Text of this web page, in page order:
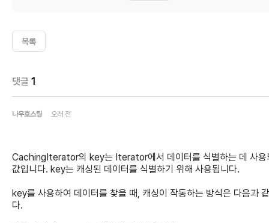
목록
댓글 1
나우호스팅 오래 전
CachingIterator의 key는 Iterator에서 데이터를 식별하는 데 사용
값입니다. key는 캐싱된 데이터를 식별하기 위해 사용됩니다.
key를 사용하여 데이터를 찾을 때, 캐싱이 작동하는 방식은 다음과
다.